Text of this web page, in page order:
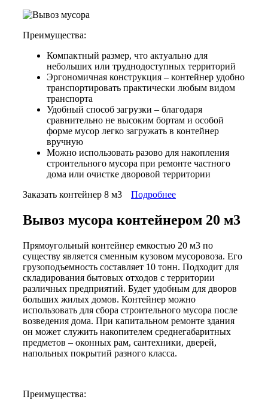
​​​​​​​Преимущества:
Компактный размер, что актуально для
небольших или труднодоступных территорий
Эргономичная конструкция – контейнер удобно
транспортировать практически любым видом
транспорта
Удобный способ загрузки – благодаря
сравнительно не высоким бортам и особой
форме мусор легко загружать в контейнер
вручную
Можно использовать разово для накопления
строительного мусора при ремонте частного
дома или очистке дворовой территории
Заказать контейнер 8 м3
Подробнее
Вывоз мусора контейнером 20 м3
Прямоугольный контейнер емкостью 20 м3 по
существу является сменным кузовом мусоровоза. Его
грузоподъемность составляет 10 тонн. Подходит для
складирования бытовых отходов с территории
различных предприятий. Будет удобным для дворов
больших жилых домов. Контейнер можно
использовать для сбора строительного мусора после
возведения дома. При капитальном ремонте здания
он может служить накопителем среднегабаритных
предметов – оконных рам, сантехники, дверей,
напольных покрытий разного класса.
Преимущества: